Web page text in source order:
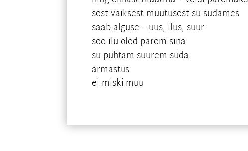
sest väiksest muutusest su südames
saab alguse – uus, ilus, suur
see ilu oled parem sina
su puhtam-suurem süda
armastus
ei miski muu